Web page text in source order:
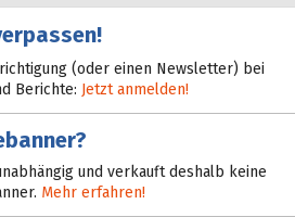
(oder einen Newsletter) bei
Berichte: Jetzt anmelden!
und verkauft deshalb keine
Mehr erfahren!